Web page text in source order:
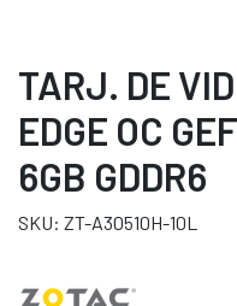
TARJ. DE
EDGE OC
6GB GDDR6
SKU: ZT-A30510H-10L